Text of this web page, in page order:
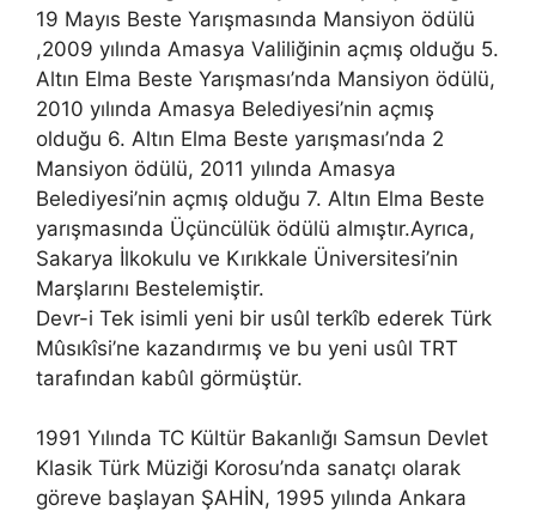
19 Mayıs Beste Yarışmasında Mansiyon ödülü
,2009 yılında Amasya Valiliğinin açmış olduğu 5.
Altın Elma Beste Yarışması’nda Mansiyon ödülü,
2010 yılında Amasya Belediyesi’nin açmış
olduğu 6. Altın Elma Beste yarışması’nda 2
Mansiyon ödülü, 2011 yılında Amasya
Belediyesi’nin açmış olduğu 7. Altın Elma Beste
yarışmasında Üçüncülük ödülü almıştır.Ayrıca,
Sakarya İlkokulu ve Kırıkkale Üniversitesi’nin
Marşlarını Bestelemiştir.
Devr-i Tek isimli yeni bir usûl terkîb ederek Türk
Mûsıkîsi’ne kazandırmış ve bu yeni usûl TRT
tarafından kabûl görmüştür.
1991 Yılında TC Kültür Bakanlığı Samsun Devlet
Klasik Türk Müziği Korosu’nda sanatçı olarak
göreve başlayan ŞAHİN, 1995 yılında Ankara